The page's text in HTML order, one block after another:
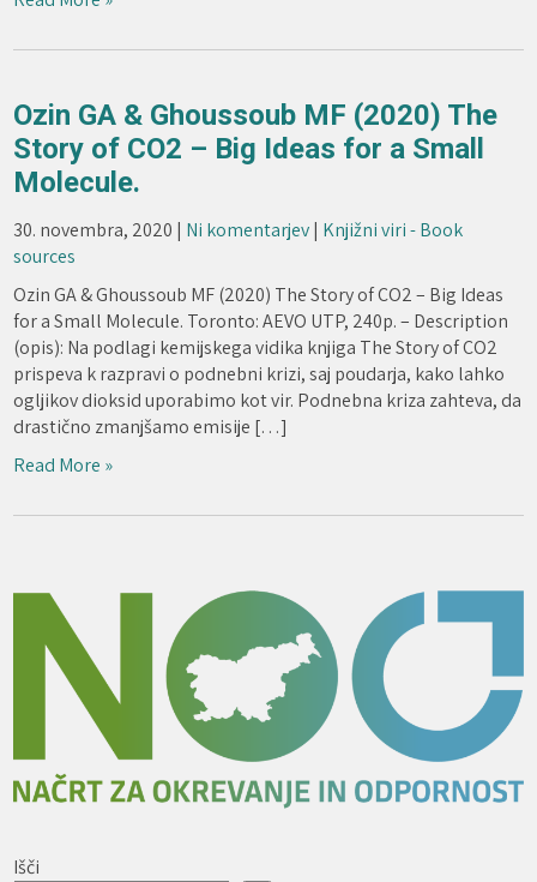
Ozin GA & Ghoussoub MF (2020) The
Story of CO2 – Big Ideas for a Small
Molecule.
30. novembra, 2020 | Ni komentarjev| Knjižni viri - Book
sources
Ozin GA & Ghoussoub MF (2020) The Story of CO2 – Big Ideas
for a Small Molecule. Toronto: AEVO UTP, 240p. – Description
(opis): Na podlagi kemijskega vidika knjiga The Story of CO2
prispeva k razpravi o podnebni krizi, saj poudarja, kako lahko
ogljikov dioksid uporabimo kot vir. Podnebna kriza zahteva, da
drastično zmanjšamo emisije […]
Read More »
Išči